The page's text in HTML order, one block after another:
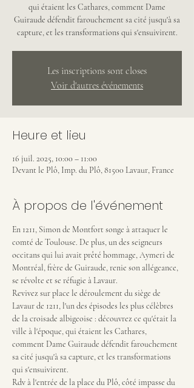
qui étaient les Cathares, comment Dame
Guiraude défendit farouchement sa cité jusqu'à sa
capture, et les transformations qui s'ensuivirent.
Les inscriptions sont closes
Voir d'autres événements
Heure et lieu
16 juil. 2025, 10:00 – 11:00
Devant le Plô, Imp. du Plô, 81500 Lavaur, France
À propos de l'événement
En 1211, Simon de Montfort songe à attaquer le
comté de Toulouse. De plus, un des seigneurs
occitans qui lui avait prêté hommage, Aymeri de
Montréal, frère de Guiraude, renie son allégeance,
se révolte et se réfugie à Lavaur.
Revivez sur place le déroulement du siège de
Lavaur de 1211, l'un des épisodes les plus célèbres
de la croisade albigeoise : découvrez ce qu'était la
ville à l'époque, qui étaient les Cathares,
comment Dame Guiraude défendit farouchement
sa cité jusqu'à sa capture, et les transformations
qui s'ensuivirent.
Rdv à l'entrée de la place du Plô, côté impasse du